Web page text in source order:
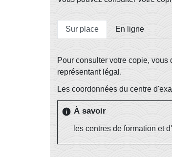
Sur place En ligne
Pour consulter votre copie,
représentant légal.
Les coordonnées du centre
info À savoir
les centres de formation et